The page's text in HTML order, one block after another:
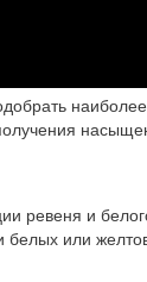
ревеня и
белых или